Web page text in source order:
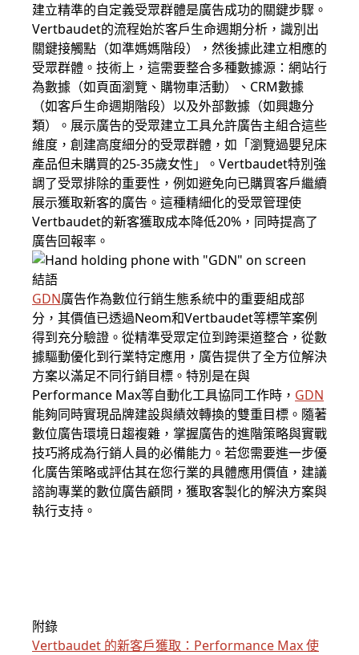
建立精準的自定義受眾群體是廣告成功的關鍵步驟。
Vertbaudet的流程始於客戶生命週期分析，識別出
關鍵接觸點（如準媽媽階段），然後據此建立相應的
受眾群體。技術上，這需要整合多種數據源：網站行
為數據（如頁面瀏覽、購物車活動）、CRM數據
（如客戶生命週期階段）以及外部數據（如興趣分
類）。展示廣告的受眾建立工具允許廣告主組合這些
維度，創建高度細分的受眾群體，如「瀏覽過嬰兒床
產品但未購買的25-35歲女性」。Vertbaudet特別強
調了受眾排除的重要性，例如避免向已購買客戶繼續
展示獲取新客的廣告。這種精細化的受眾管理使
Vertbaudet的新客獲取成本降低20%，同時提高了
廣告回報率。
結語
GDN廣告作為數位行銷生態系統中的重要組成部
分，其價值已透過Neom和Vertbaudet等標竿案例
得到充分驗證。從精準受眾定位到跨渠道整合，從數
據驅動優化到行業特定應用，廣告提供了全方位解決
方案以滿足不同行銷目標。特別是在與
Performance Max等自動化工具協同工作時， GDN
能夠同時實現品牌建設與績效轉換的雙重目標。隨著
數位廣告環境日趨複雜，掌握廣告的進階策略與實戰
技巧將成為行銷人員的必備能力。若您需要進一步優
化廣告策略或評估其在您行業的具體應用價值，建議
諮詢專業的數位廣告顧問，獲取客製化的解決方案與
執行支持。
附錄
Vertbaudet 的新客戶獲取：Performance Max 使